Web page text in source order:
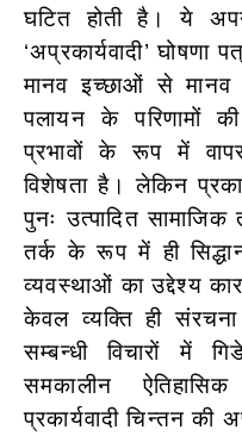
घटित होती है। ये
‘अप्रकार्यवादी’
मानव इच्छाओं से मानव
पलायन के परिणामों
प्रभावों के रूप में
विशेषता है। लेकिन
पुनः उत्पादित
तर्क के रूप में ही
व्यवस्थाओं का उद्देश्य
केवल व्यक्ति ही
सम्बन्धी विचारों में
समकालीन
प्रकार्यवादी चिन्तन की